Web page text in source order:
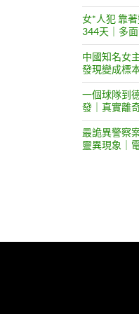
女*人犯 靠
344天｜多
中國知名女
發現變成標
一個球隊到
發｜真實離
最詭異警察
靈異現象｜